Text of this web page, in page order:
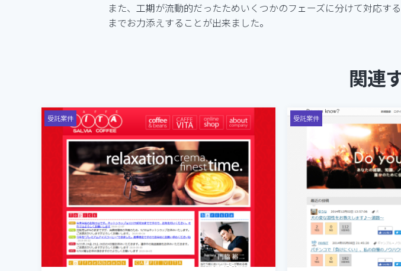
また、工期が流動的だったためいくつかのフェーズに分けて対応
までお力添えすることが出来ました。
関連
受託案件 受託案件